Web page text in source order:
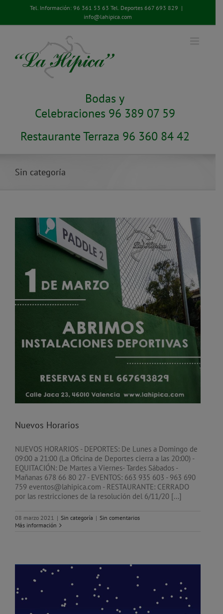
contenido
Tel. Información: 96 361 53 63 Tel. Deportes 667 693 829 |
info@lahipica.com
Bodas y
Celebraciones 96 389 07 59
Restaurante Terraza 96 360 84 42
Sin categoría
Nuevos Horarios
NUEVOS HORARIOS - DEPORTES: De Lunes a Domingo de
09:00 a 21:00 (La Oficina de Deportes cierra a las 20:00) -
EQUITACIÓN: De Martes a Viernes- Tardes Sábados -
Mañanas 678 66 80 27 - EVENTOS: 663 935 603 - 963 690
759 eventos@lahipica.com - RESTAURANTE: CERRADO
por las restricciones de la resolución del 6/11/20 [...]
08 marzo 2021 | Sin categoría | Sin comentarios
Más información